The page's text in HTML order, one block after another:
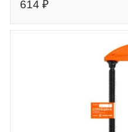
614 ₽